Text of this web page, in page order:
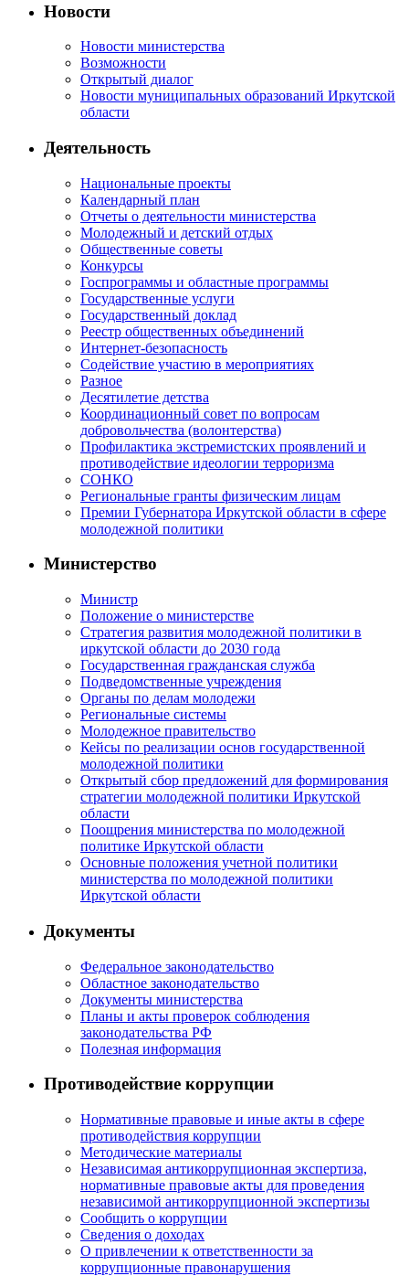
Новости
Новости министерства
Возможности
Открытый диалог
Новости муниципальных образований Иркутской
области
Деятельность
Национальные проекты
Календарный план
Отчеты о деятельности министерства
Молодежный и детский отдых
Общественные советы
Конкурсы
Госпрограммы и областные программы
Государственные услуги
Государственный доклад
Реестр общественных объединений
Интернет-безопасность
Содействие участию в мероприятиях
Разное
Десятилетие детства
Координационный совет по вопросам
добровольчества (волонтерства)
Профилактика экстремистских проявлений и
противодействие идеологии терроризма
СОНКО
Региональные гранты физическим лицам
Премии Губернатора Иркутской области в сфере
молодежной политики
Министерство
Министр
Положение о министерстве
Стратегия развития молодежной политики в
иркутской области до 2030 года
Государственная гражданская служба
Подведомственные учреждения
Органы по делам молодежи
Региональные системы
Молодежное правительство
Кейсы по реализации основ государственной
молодежной политики
Открытый сбор предложений для формирования
стратегии молодежной политики Иркутской
области
Поощрения министерства по молодежной
политике Иркутской области
Основные положения учетной политики
министерства по молодежной политики
Иркутской области
Документы
Федеральное законодательство
Областное законодательство
Документы министерства
Планы и акты проверок соблюдения
законодательства РФ
Полезная информация
Противодействие коррупции
Нормативные правовые и иные акты в сфере
противодействия коррупции
Методические материалы
Независимая антикоррупционная экспертиза,
нормативные правовые акты для проведения
независимой антикоррупционной экспертизы
Сообщить о коррупции
Сведения о доходах
О привлечении к ответственности за
коррупционные правонарушения